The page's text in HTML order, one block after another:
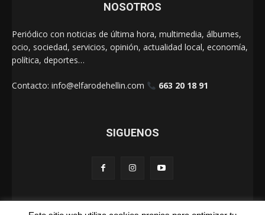
NOSOTROS
Periódico con noticias de última hora, multimedia, álbumes,
ocio, sociedad, servicios, opinión, actualidad local, economía,
política, deportes…
Contacto: info@elfarodehellin.com 663 20 18 91
SIGUENOS